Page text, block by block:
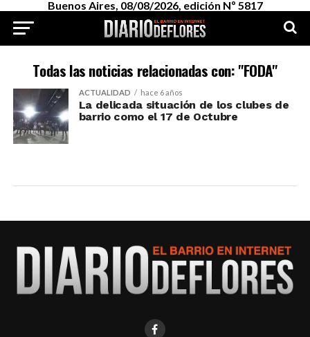
Buenos Aires, 08/08/2026, edición Nº 5817
Todas las noticias relacionadas con: "FODA"
ACTUALIDAD hace 6 años
La delicada situación de los clubes de
barrio como el 17 de Octubre